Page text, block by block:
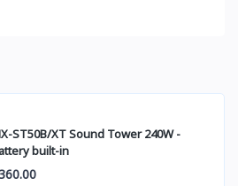
ST50B/XT Sound Tower 240W -
built-in